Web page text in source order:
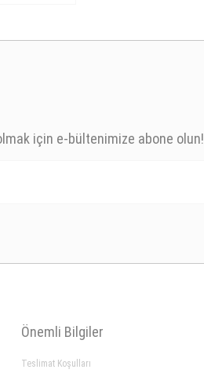
için e-bültenimize abone olun!
Önemli Bilgiler
Teslimat Koşulları